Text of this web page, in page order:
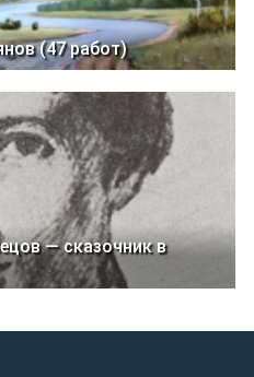
(47 работ)
— сказочник в